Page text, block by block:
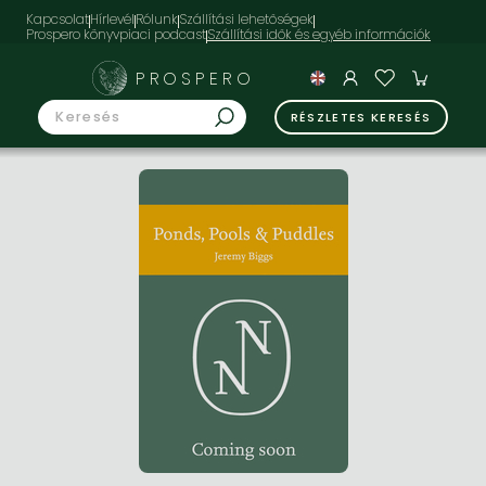
KapcsolatHírlevélRólunkSzállítási lehetőségek
Prospero könyvpiaci podcast
PROSPERO
RÉSZLETES KERESÉS